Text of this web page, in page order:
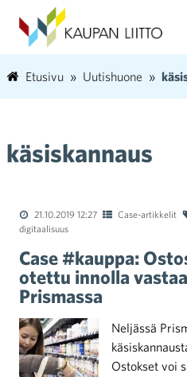
Etusivu Uutishuone
käsiskannaus
21.10.2019 12:27 Case-artikkelit
digitaalisuus
Case #kauppa:
otettu innolla
Prismassa
Neljässä
Ostokset voi